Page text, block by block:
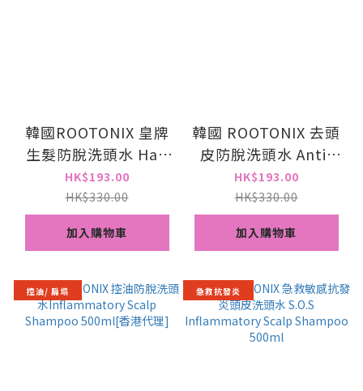
韓國ROOTONIX 皇牌
生髮防脫洗頭水 Hair
loss volume
shampoo 500ml[香
港代理]
HK$193.00
HK$330.00
加入購物車
韓國 ROOTONIX 去頭
皮防脫洗頭水 Anti-
dandruff shampoo
500ml
HK$193.00
HK$330.00
加入購物車
控油/ 扁塌 急救抗發炎